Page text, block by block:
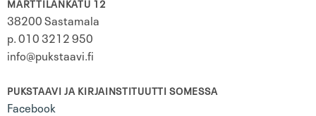
38200 Sastamala
p. 010 3212 950
info@pukstaavi.fi
PUKSTAAVI JA KIRJAINSTITUUTTI SOMESSA
Facebook